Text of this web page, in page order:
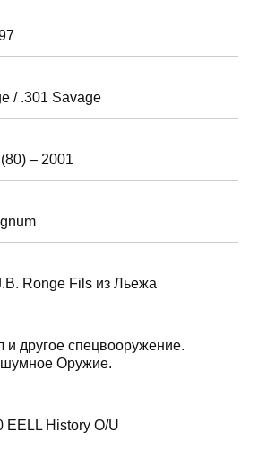
/ .301 Savage
– 2001
Ronge Fils из Льежа
и другое спецвооружение.
Оружие.
EELL History O/U